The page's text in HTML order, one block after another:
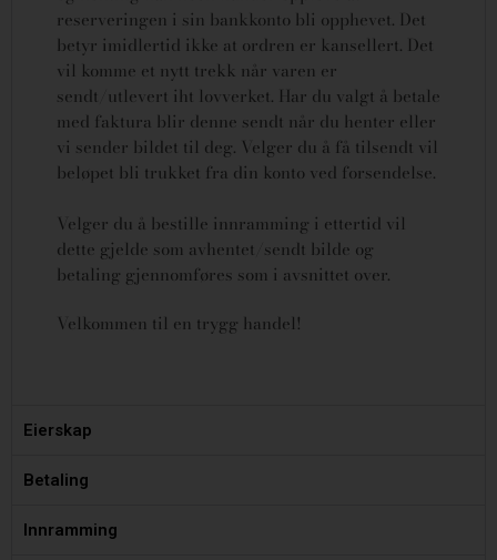
reserveringen i sin bankkonto bli opphevet. Det
betyr imidlertid ikke at ordren er kansellert. Det
vil komme et nytt trekk når varen er
sendt/utlevert iht lovverket. Har du valgt å betale
med faktura blir denne sendt når du henter eller
vi sender bildet til deg. Velger du å få tilsendt vil
beløpet bli trukket fra din konto ved forsendelse.
Velger du å bestille innramming i ettertid vil
dette gjelde som avhentet/sendt bilde og
betaling gjennomføres som i avsnittet over.
Velkommen til en trygg handel!
Eierskap
Betaling
Innramming